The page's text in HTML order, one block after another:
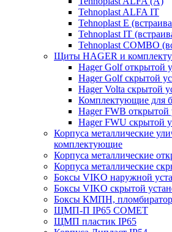
Tehnoplast ALFA IT
Tehnoplast E
Tehnoplast IT
Tehnoplast COMBO
Щиты HAGER и
Hager Golf открытой
Hager Golf скрытой
Hager Volta скрытой
Комплектующие для
Hager FWB открытой
Hager FWU скрытой
Корпуса металлические
комплектующие
Корпуса металлические
Корпуса металлические
Боксы VIKO наружной
Боксы VIKO скрытой
Боксы КМПН,
ЩМП-П IP65 COMET
ЩМП пластик IP65